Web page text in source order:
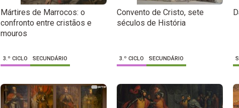
Mártires de Marrocos: o
confronto entre cristãos e
mouros
3.º CICLO SECUNDÁRIO
Convento de Cristo, sete
séculos de História
3.º CICLO SECUNDÁRIO